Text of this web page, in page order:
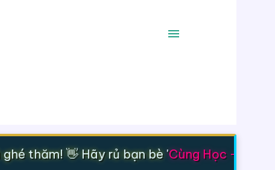
thăm! 👋 Hãy rủ bạn bè 'Cùng Học - Cùng